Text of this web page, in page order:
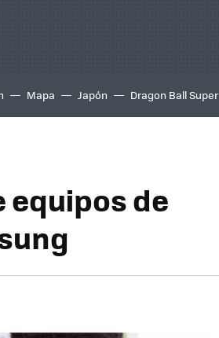
Mapa Japón Dragon Ball Super
equipos de